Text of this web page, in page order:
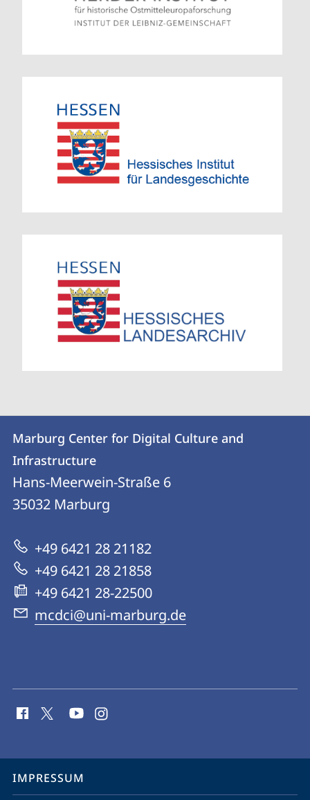
Kontakt
und
Informationen
zur
Website
Kontaktinformationen
Marburg
Center
for
Culture
and
Infrastructure
Marburg Center for Digital Culture and
Infrastructure
Hans-Meerwein-Straße 6
35032 Marburg
+49 6421 28 21182
+49 6421 28 21858
+49 6421 28-22500
mcdci@uni-marburg.de
Media
Service-
Navigation
IMPRESSUM